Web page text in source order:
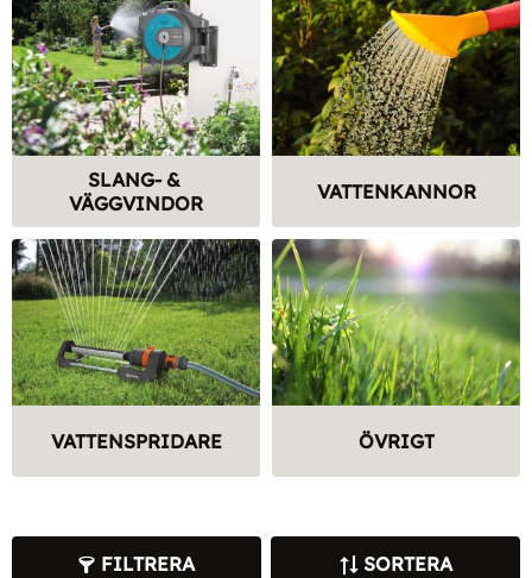
SLANG- &
VÄGGVINDOR
VATTENKANNOR
VATTENSPRIDARE ÖVRIGT
FILTRERA SORTERA